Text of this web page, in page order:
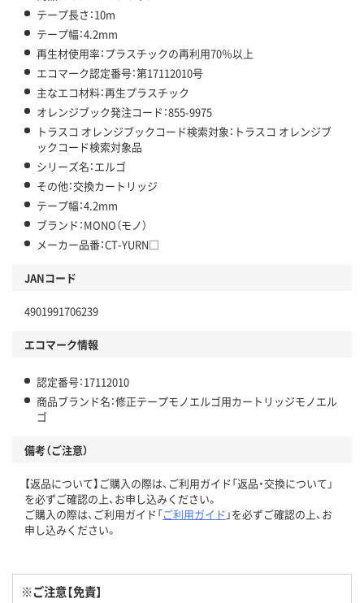
テープ長さ：10m
テープ幅：4.2mm
再生材使用率：プラスチックの再利用70％以上
エコマーク認定番号：第17112010号
主なエコ材料：再生プラスチック
オレンジブック発注コード：855-9975
トラスコ オレンジブックコード検索対象：トラスコ オレンジブ
ックコード検索対象品
シリーズ名：エルゴ
その他：交換カートリッジ
テープ幅：4.2mm
ブランド：MONO（モノ）
メーカー品番：CT-YURN□
JANコード
4901991706239
エコマーク情報
認定番号：17112010
商品ブランド名：修正テープモノエルゴ用カートリッジモノエル
ゴ
備考（ご注意）
【返品について】ご購入の際は、ご利用ガイド「返品・交換について」
を必ずご確認の上、お申し込みください。
ご購入の際は、ご利用ガイド「ご利用ガイド 」を必ずご確認の上、お
申し込みください。
※ご注意【免責】